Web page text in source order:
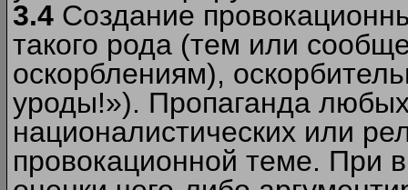
3.4 Создание
такого рода (тем или
оскорблениям),
уроды!»). Пропаганда
националистических или
провокационной теме. При